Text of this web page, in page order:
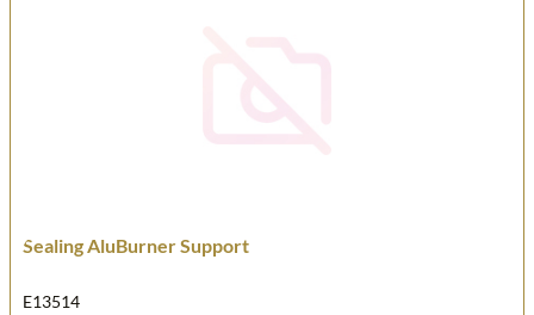
Sealing AluBurner Support
E13514